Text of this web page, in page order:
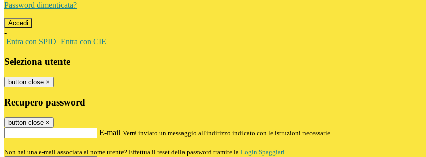
Password dimenticata?
-
Entra con SPID Entra con CIE
Seleziona utente
button close ×
Recupero password
button close ×
E-mail Verrà inviato un messaggio all'indirizzo indicato con le istruzioni necessarie.
Non hai una e-mail associata al nome utente? Effettua il reset della password tramite la Login Spaggiari